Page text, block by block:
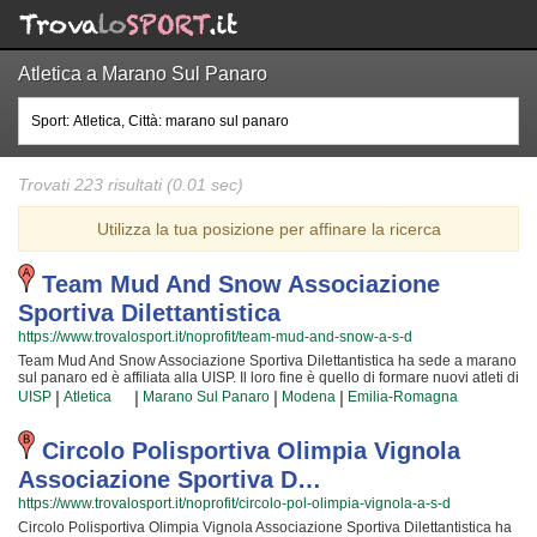
Atletica a Marano Sul Panaro
Trovati 223 risultati (0.01 sec)
Utilizza la tua posizione per affinare la ricerca
Team Mud And Snow Associazione
Sportiva Dilettantistica
https://www.trovalosport.it/noprofit/team-mud-and-snow-a-s-d
Team Mud And Snow Associazione Sportiva Dilettantistica ha sede a marano
sul panaro ed è affiliata alla UISP. Il loro fine è quello di formare nuovi atleti di
ciclismo e metterli alla prova attraverso le gare cui partecipiamo o che
organizzano insieme alla UISP! Il tutto all'insegna della totale sicurezza e...
del divertimento! Certo, non tutti possono avere la certezza di diventare dei
campioni ma è sicurezza che chiunque possa avere questa ambizione e
coltivare le proprie passioni! Gli istruttori sono i migliori della Provincia ed
hanno alle loro spalle anni ed anni di esperienze nel settore; per loro non c'è
cosa più bella del crescere nuove generazioni di atleti e mettere a
disposizione la propria passione, abilità... e i tanti trucchetti imparati in tutta
una vita! Chi vuole fare oggi ciclismo deve affidarsi unicamente a dei sicuri
UISP | Atletica | Marano Sul Panaro | Modena | Emilia-Romagna
Circolo Polisportiva Olimpia Vignola
Associazione Sportiva D…
https://www.trovalosport.it/noprofit/circolo-pol-olimpia-vignola-a-s-d
Circolo Polisportiva Olimpia Vignola Associazione Sportiva Dilettantistica ha